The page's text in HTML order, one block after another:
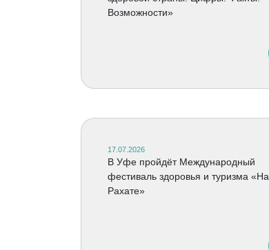
Возможности»
17.07.2026
В Уфе пройдёт Международный
фестиваль здоровья и туризма «На
Рахате»